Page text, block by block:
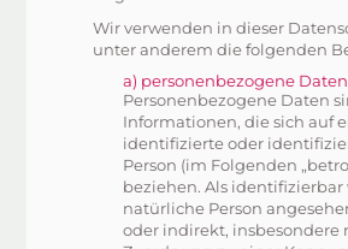
Wir verwenden in dieser
unter anderem die folgenden
a) personenbezogene Daten
Personenbezogene Daten
Informationen, die sich auf
identifizierte oder
Person (im Folgenden
beziehen. Als
natürliche Person
oder indirekt, insbesondere